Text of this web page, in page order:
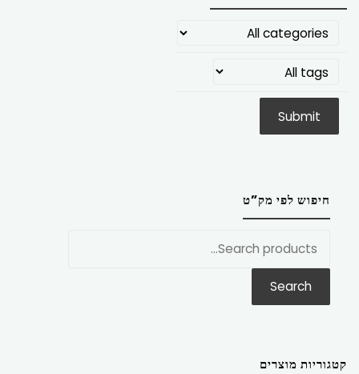
חיפוש לפי מק”ט
Search
קטגוריות מוצרים